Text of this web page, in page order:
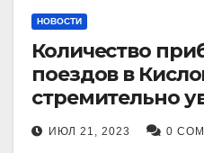
НОВОСТИ
Количество
поездов в
стремительно
ИЮЛ 21, 2023 0